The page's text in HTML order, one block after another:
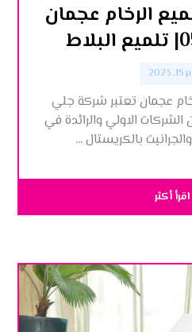
الرخام عجمان
عجمان تعتبر شركة جلي
الاولي والرائدة في
بالكريستال ...
اقرأ أكثر